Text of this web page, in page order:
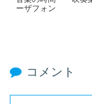
ーザフォン
コメント